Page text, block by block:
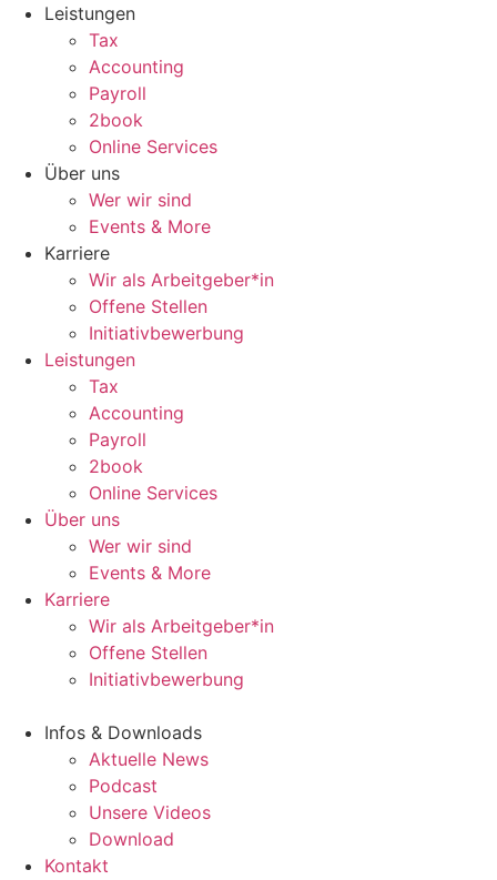
Zum
wechseln
Leistungen
Tax
Accounting
Payroll
2book
Online Services
Über uns
Wer wir sind
Events & More
Karriere
Wir als Arbeitgeber*in
Offene Stellen
Initiativbewerbung
Leistungen
Tax
Accounting
Payroll
2book
Online Services
Über uns
Wer wir sind
Events & More
Karriere
Wir als Arbeitgeber*in
Offene Stellen
Initiativbewerbung
Infos & Downloads
Aktuelle News
Podcast
Unsere Videos
Download
Kontakt